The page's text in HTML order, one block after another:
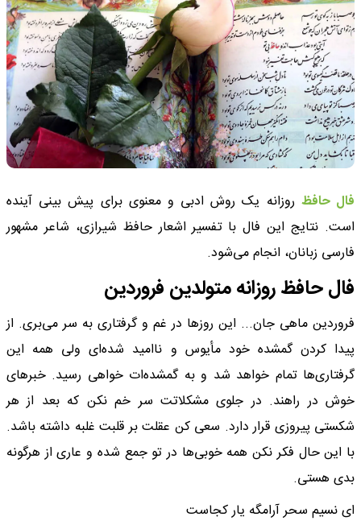
فال حافظ روزانه یک روش ادبی و معنوی برای پیش بینی آینده
است. نتایج این فال با تفسیر اشعار حافظ شیرازی، شاعر مشهور
فارسی زبانان، انجام می‌شود.
فال حافظ روزانه متولدین فروردین
فروردین ماهی جان... این روزها در غم و گرفتاری به سر می‌بری. از
پیدا کردن گمشده خود مأیوس و ناامید شده‌ای ولی همه این
گرفتاری‌ها تمام خواهد شد و به گمشده‌ات خواهی رسید. خبرهای
خوش در راهند. در جلوی مشکلاتت سر خم نکن که بعد از هر
شکستی پیروزی قرار دارد. سعی کن عقلت بر قلبت غلبه داشته باشد.
با این حال فکر نکن همه خوبی‌ها در تو جمع شده و عاری از هرگونه
بدی هستی.
ای نسیم سحر آرامگه یار کجاست